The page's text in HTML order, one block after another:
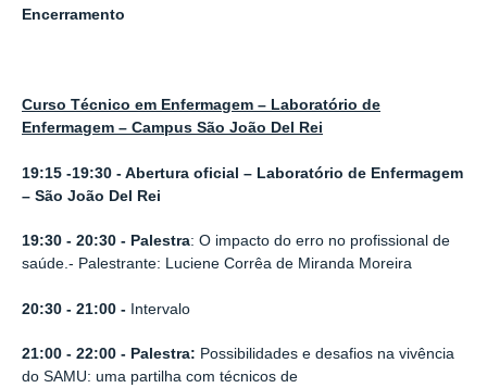
Encerramento
Curso Técnico em Enfermagem – Laboratório de
Enfermagem – Campus São João Del Rei
19:15 -19:30 - Abertura oficial – Laboratório de Enfermagem
– São João Del Rei
19:30 - 20:30 - Palestra: O impacto do erro no profissional de
saúde.- Palestrante: Luciene Corrêa de Miranda Moreira
20:30 - 21:00 - Intervalo
21:00 - 22:00 - Palestra: Possibilidades e desafios na vivência
do SAMU: uma partilha com técnicos de